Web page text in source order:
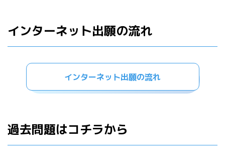
インターネット出願の流れ
インターネット出願の流れ
過去問題はコチラから